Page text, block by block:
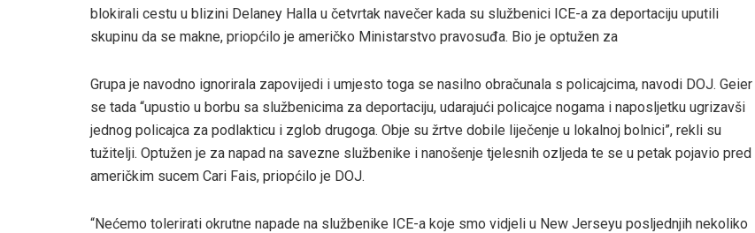
blokirali cestu u blizini Delaney Halla u četvrtak navečer kada su službenici ICE-a za deportaciju uputili
skupinu da se makne, priopćilo je američko Ministarstvo pravosuđa. Bio je optužen za
Grupa je navodno ignorirala zapovijedi i umjesto toga se nasilno obračunala s policajcima, navodi DOJ. Geier
se tada “upustio u borbu sa službenicima za deportaciju, udarajući policajce nogama i naposljetku ugrizavši
jednog policajca za podlakticu i zglob drugoga. Obje su žrtve dobile liječenje u lokalnoj bolnici”, rekli su
tužitelji. Optužen je za napad na savezne službenike i nanošenje tjelesnih ozljeda te se u petak pojavio pred
američkim sucem Cari Fais, priopćilo je DOJ.
“Nećemo tolerirati okrutne napade na službenike ICE-a koje smo vidjeli u New Jerseyu posljednjih nekoliko